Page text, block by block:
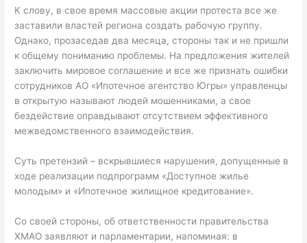
К слову, в свое время массовые акции протеста все же
заставили властей региона создать рабочую группу.
Однако, прозаседав два месяца, стороны так и не пришли
к общему пониманию проблемы. На предложения жителей
заключить мировое соглашение и все же признать ошибки
сотрудников АО «Ипотечное агентство Югры» управленцы
в открытую называют людей мошенниками, а свое
бездействие оправдывают отсутствием эффективного
межведомственного взаимодействия.
Суть претензий – вскрывшиеся нарушения, допущенные в
ходе реализации подпрограмм «Доступное жилье
молодым» и «Ипотечное жилищное кредитование».
Со своей стороны, об ответственности правительства
ХМАО заявляют и парламентарии, напоминая: в